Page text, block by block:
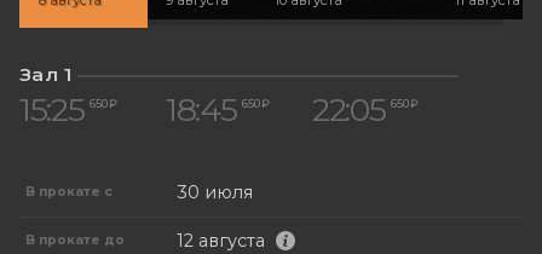
Зал 1
15:25 650 ₽ 18:45 650 ₽ 22:05 650 ₽
В прокате с 30 июля
В прокате до 12 августа